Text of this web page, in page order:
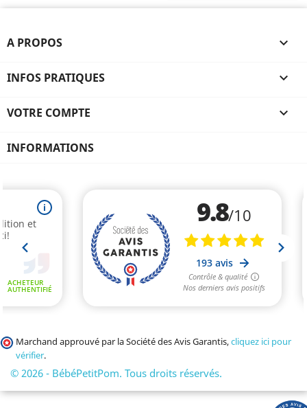
A PROPOS 
INFOS PRATIQUES 
VOTRE COMPTE 
INFORMATIONS
Marchand approuvé par la Société des Avis Garantis,cliquez ici pour
vérifier.
© 2026 - BébéPetitPom. Tous droits réservés.